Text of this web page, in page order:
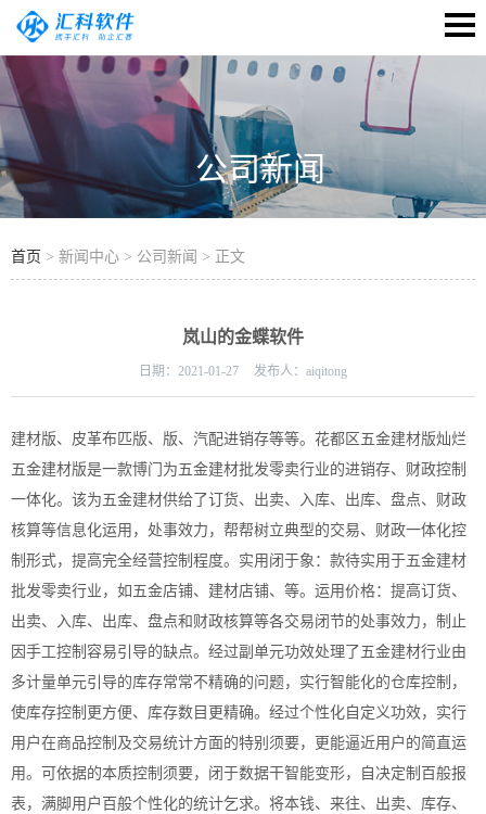
公司新闻
首页 > 新闻中心 > 公司新闻 > 正文
岚山的金蝶软件
日期： 2021-01-27 发布人： aiqitong
建材版、皮革布匹版、版、汽配进销存等等。花都区五金建材版灿烂
五金建材版是一款博门为五金建材批发零卖行业的进销存、财政控制
一体化。该为五金建材供给了订货、出卖、入库、出库、盘点、财政
核算等信息化运用，处事效力，帮帮树立典型的交易、财政一体化控
制形式，提高完全经营控制程度。实用闭于象：款待实用于五金建材
批发零卖行业，如五金店铺、建材店铺、等。运用价格：提高订货、
出卖、入库、出库、盘点和财政核算等各交易闭节的处事效力，制止
因手工控制容易引导的缺点。经过副单元功效处理了五金建材行业由
多计量单元引导的库存常常不精确的问题，实行智能化的仓库控制，
使库存控制更方便、库存数目更精确。经过个性化自定义功效，实行
用户在商品控制及交易统计方面的特别须要，更能逼近用户的简直运
用。可依据的本质控制须要，闭于数据干智能变形，自决定制百般报
表，满脚用户百般个性化的统计乞求。将本钱、来往、出卖、库存、